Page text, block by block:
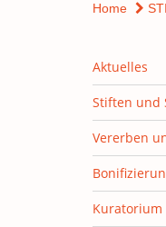
Home
Aktuelles
Stiften und
Vererben
Kuratorium